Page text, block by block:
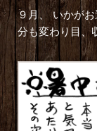
９月、 いかが
分も変わり目、